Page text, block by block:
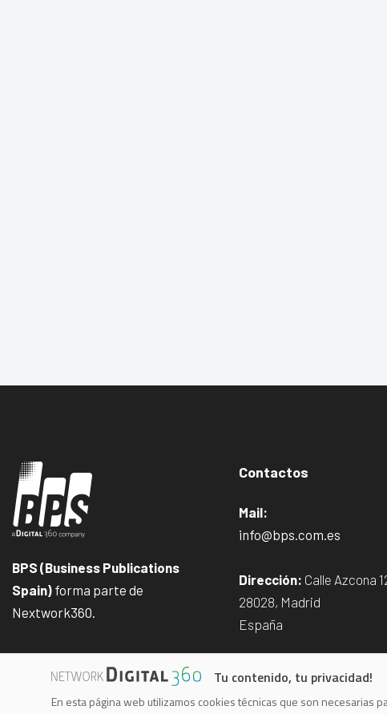
BPS (Business Publications
Spain) forma parte de
Nextwork360.
Contactos
Mail:
info@bps.com.es
Dirección: Calle Azcona
28028, Madrid
España
Tu contenido, tu privacidad!
En esta página web utilizamos cookies técnicas que son necesarias